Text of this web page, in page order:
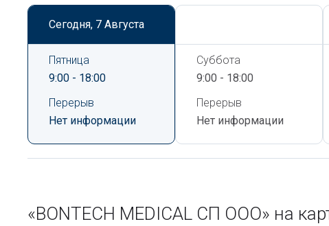
Сегодня, 7 Августа
Пятница
9:00 - 18:00
Перерыв
Нет информации
Суббота
9:00 - 18:00
Перерыв
Нет информации
«BONTECH MEDICAL СП ООО» на